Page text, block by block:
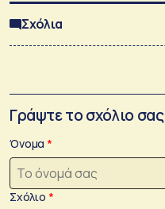
Σχόλια
Γράψτε το σχόλιο σας
Όνομα
Σχόλιο